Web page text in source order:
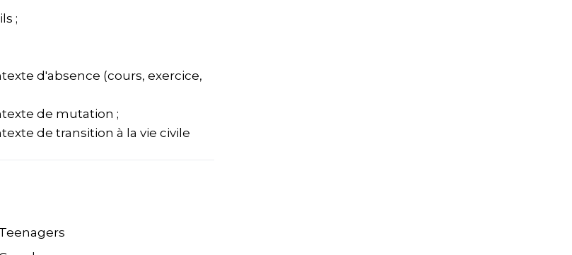
;
d'absence (cours, exercice,
de mutation ;
de transition à la vie civile
Teenagers